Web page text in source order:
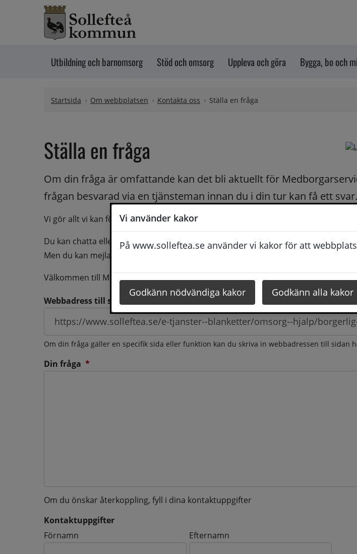
Vi använder kakor
På www.solleftea.se använder vi kakor för att
Godkänn nödvändiga kakor Godkänn alla kakor
Hoppa till innehåll
Utbildning och barnomsorg Stöd och omsorg Uppleva och göra Bygga, bo och
Startsida Om webbplatsen Kontakta oss Ställa en fråga
Ställa en fråga
Om din fråga är omfattande kan det bli aktuellt för
frågan besvarad via en tjänsteman innan du i din tur kan få ett svar.
Vi gör allt vi kan för att du ska få hjälp och svar på dina frågor fortast möjligt.
Du kan chatta eller ringa oss med din fråga så besvarar vi dig så snabbt som
Men du kan mejla oss din fråga dygnt runt och du få svaret inom 2 - 4 arbetsdagar.
Välkommen till Medborgarservice!
Webbadress till sidan som frågan berör
Om din fråga gäller en specifik sida eller funktion kan du skriva in webbadressen till sidan
Din fråga *
Om du önskar återkoppling, fyll i dina kontaktuppgifter
Kontaktuppgifter
Kontaktuppgifter
Förnamn Efternamn